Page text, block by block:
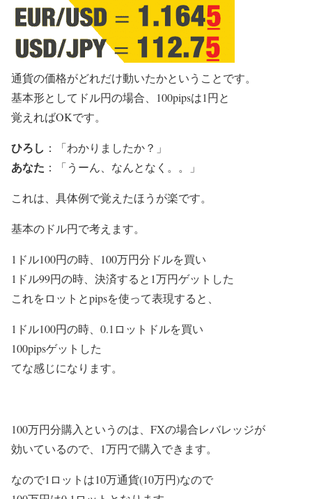
通貨の価格がどれだけ動いたかということです。
基本形としてドル円の場合、100pipsは1円と
覚えればOKです。
ひろし ：「わかりましたか？」
あなた ：「うーん、なんとなく。。」
これは、具体例で覚えたほうが楽です。
基本のドル円で考えます。
1ドル100円の時、100万円分ドルを買い
1ドル99円の時、決済すると1万円ゲットした
これをロットとpipsを使って表現すると、
1ドル100円の時、0.1ロットドルを買い
100pipsゲットした
てな感じになります。
100万円分購入というのは、FXの場合レバレッジが
効いているので、1万円で購入できます。
なので1ロットは10万通貨(10万円)なので